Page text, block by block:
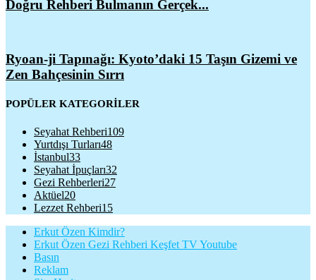
Doğru Rehberi Bulmanın Gerçek...
Ryoan-ji Tapınağı: Kyoto’daki 15 Taşın Gizemi ve
Zen Bahçesinin Sırrı
POPÜLER KATEGORİLER
Seyahat Rehberi109
Yurtdışı Turları48
İstanbul33
Seyahat İpuçları32
Gezi Rehberleri27
Aktüel20
Lezzet Rehberi15
Erkut Özen Kimdir?
Erkut Özen Gezi Rehberi Keşfet TV Youtube
Basın
Reklam